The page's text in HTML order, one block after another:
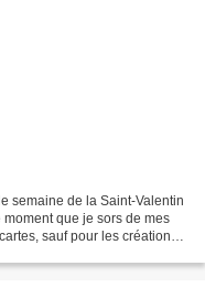
semaine de la Saint-Valentin
que je sors de mes
sauf pour les créations